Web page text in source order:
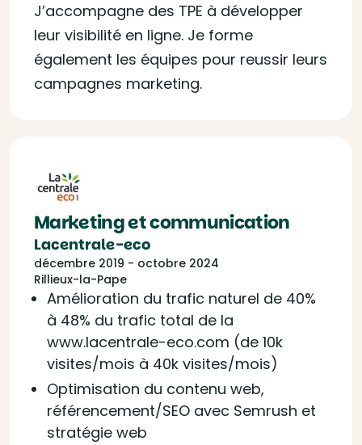
J’accompagne des TPE à développer
leur visibilité en ligne. Je forme
également les équipes pour reussir leurs
campagnes marketing.
Marketing et communication
Lacentrale-eco
décembre 2019 - octobre 2024
Rillieux-la-Pape
Amélioration du trafic naturel de 40%
à 48% du trafic total de la
www.lacentrale-eco.com (de 10k
visites/mois à 40k visites/mois)
Optimisation du contenu web,
référencement/SEO avec Semrush et
stratégie web